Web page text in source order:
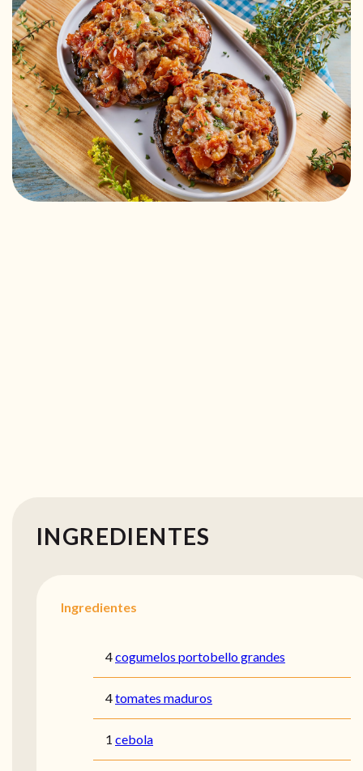
INGREDIENTES
Ingredientes
4cogumelos portobello grandes
4tomates maduros
1 cebola